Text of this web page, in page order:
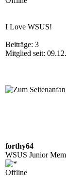
I Love WSUS!
Beiträge: 3
Mitglied seit:
forthy64
WSUS Junior
Offline